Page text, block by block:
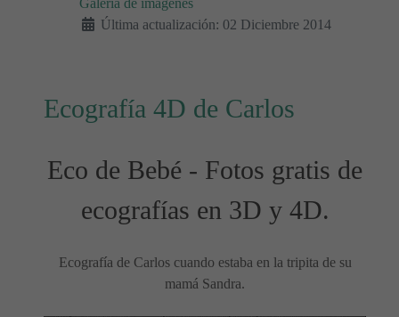
Galería de imágenes
Última actualización: 02 Diciembre 2014
Ecografía 4D de Carlos
Eco de Bebé - Fotos gratis de
ecografías en 3D y 4D.
Ecografía de Carlos cuando estaba en la tripita de su
mamá Sandra.